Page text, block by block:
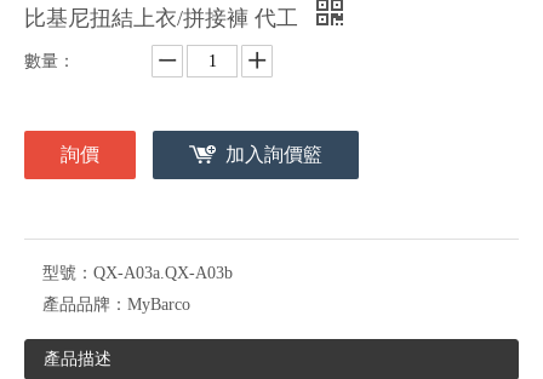
比基尼扭結上衣/拼接褲 代工
數量：
詢價 加入詢價籃
型號： QX-A03a.QX-A03b
產品品牌： MyBarco
產品描述